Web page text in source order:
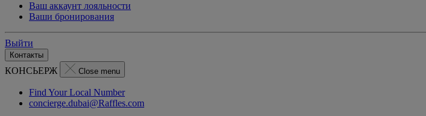
Ваш аккаунт лояльности
Ваши бронирования
Выйти
Контакты
КОНСЬЕРЖ Close menu
Find Your Local Number
concierge.dubai@Raffles.com